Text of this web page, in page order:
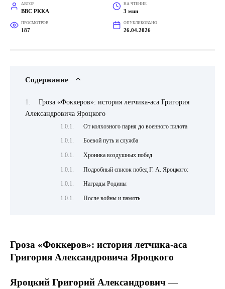
АВТОР
ВВС РККА
НА ЧТЕНИЕ
3 мин
ПРОСМОТРОВ
187
ОПУБЛИКОВАНО
26.04.2026
Содержание
Гроза «Фоккеров»: история летчика-аса Григория
Александровича Яроцкого
От колхозного парня до военного пилота
Боевой путь и служба
Хроника воздушных побед
Подробный список побед Г. А. Яроцкого:
Награды Родины
После войны и память
Гроза «Фоккеров»: история летчика-аса
Григория Александровича Яроцкого
Яроцкий Григорий Александрович—